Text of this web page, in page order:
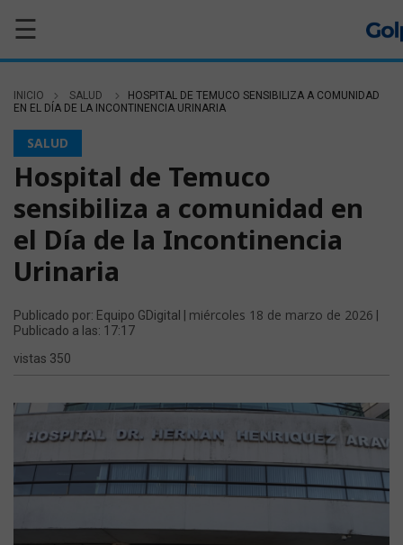
☰
INICIO SALUD
HOSPITAL DE TEMUCO SENSIBILIZA A COMUNIDAD
EN EL DÍA DE LA INCONTINENCIA URINARIA
SALUD
Hospital de Temuco
sensibiliza a comunidad en
el Día de la Incontinencia
Urinaria
Publicado por: Equipo GDigital | miércoles 18 de marzo de 2026
Publicado a las: 17:17
vistas 350